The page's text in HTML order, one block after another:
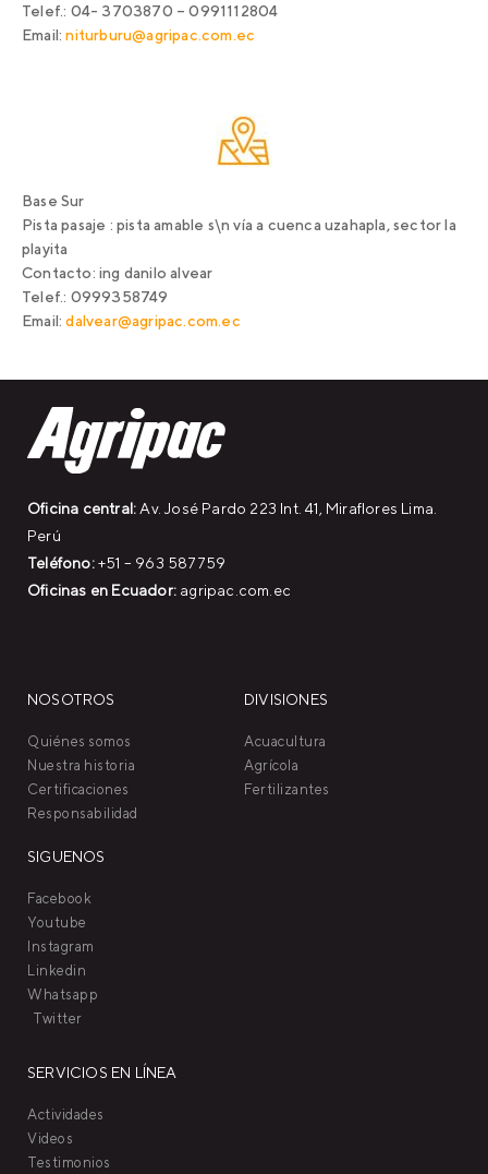
Telef.: 04- 3703870 – 0991112804
Email: niturburu@agripac.com.ec
Base Sur
Pista pasaje : pista amable s\n vía a cuenca uzahapla, sector la
playita
Contacto: ing danilo alvear
Telef.: 0999358749
Email: dalvear@agripac.com.ec
Oficina central: Av. José Pardo 223 Int. 41, Miraflores Lima.
Perú
Teléfono:+51 – 963 587759
Oficinas en Ecuador: agripac.com.ec
NOSOTROS
Quiénes somos
Nuestra historia
Certificaciones
Responsabilidad
SIGUENOS
Facebook
Youtube
Instagram
Linkedin
Whatsapp
Twitter
DIVISIONES
Acuacultura
Agrícola
Fertilizantes
SERVICIOS EN LÍNEA
Actividades
Videos
Testimonios